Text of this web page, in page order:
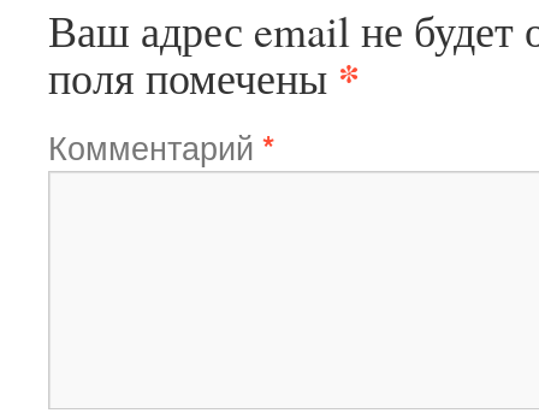
Ваш адрес email не будет
поля помечены *
Комментарий *